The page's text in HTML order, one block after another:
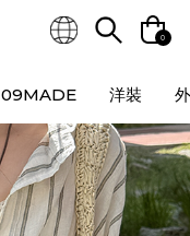
0
09MADE 洋裝